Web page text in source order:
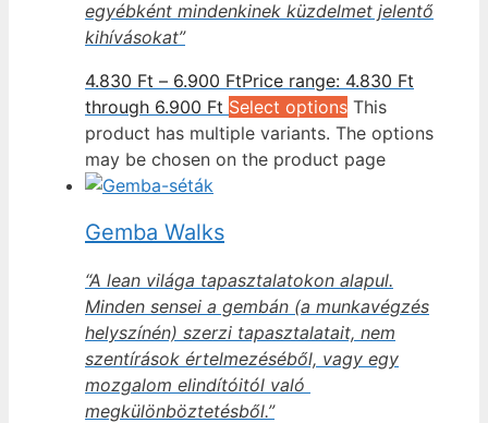
egyébként mindenkinek küzdelmet jelentő
kihívásokat”
4.830 Ft – 6.900 FtPrice range: 4.830 Ft
through 6.900 Ft Select options This
product has multiple variants. The options
may be chosen on the product page
Gemba Walks
“A lean világa tapasztalatokon alapul.
Minden sensei a gembán (a munkavégzés
helyszínén) szerzi tapasztalatait, nem
szentírások értelmezéséből, vagy egy
mozgalom elindítóitól való
megkülönböztetésből.”